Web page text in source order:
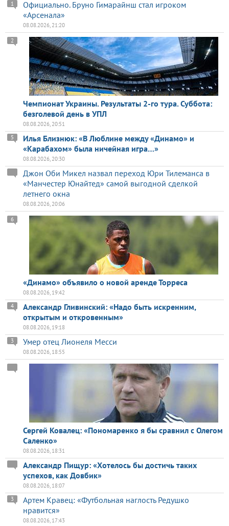
Официально. Бруно Гимарайнш стал игроком
«Арсенала»
1
08.08.2026, 21:20
Чемпионат Украины. Результаты 2-го тура. Суббота:
безголевой день в УПЛ
2
08.08.2026, 20:51
Илья Близнюк: «В Люблине между «Динамо» и
«Карабахом» была ничейная игра…»
5
08.08.2026, 20:30
Джон Оби Микел назвал переход Юри Тилеманса в
«Манчестер Юнайтед» самой выгодной сделкой
летнего окна
08.08.2026, 20:06
«Динамо» объявило о новой аренде Торреса
6
08.08.2026, 19:42
Александр Гливинский: «Надо быть искренним,
открытым и откровенным»
4
08.08.2026, 19:18
Умер отец Лионеля Месси
3
08.08.2026, 18:55
Сергей Ковалец: «Пономаренко я бы сравнил с Олегом
Саленко»
08.08.2026, 18:31
Александр Пищур: «Хотелось бы достичь таких
успехов, как Довбик»
08.08.2026, 18:07
Артем Кравец: «Футбольная наглость Редушко
нравится»
3
08.08.2026, 17:43